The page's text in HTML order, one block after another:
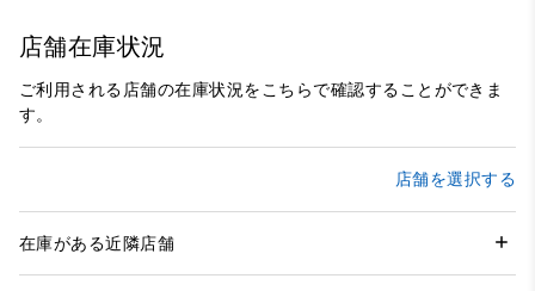
店舗在庫状況
ご利用される店舗の在庫状況をこちらで確認することができま
す。
店舗を選択する
在庫がある近隣店舗